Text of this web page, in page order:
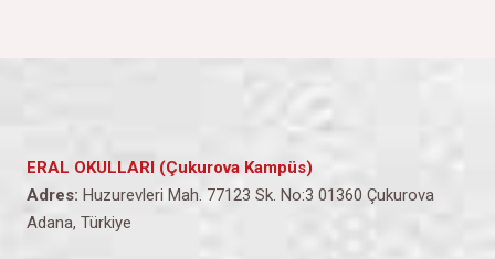
ERAL OKULLARI (Çukurova Kampüs)
Adres: Huzurevleri Mah. 77123 Sk. No:3 01360 Çukurova
Adana, Türkiye